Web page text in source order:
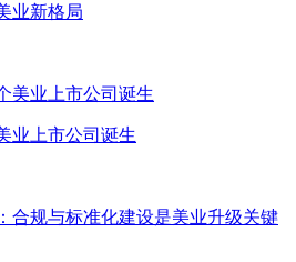
业新格局
业上市公司诞生